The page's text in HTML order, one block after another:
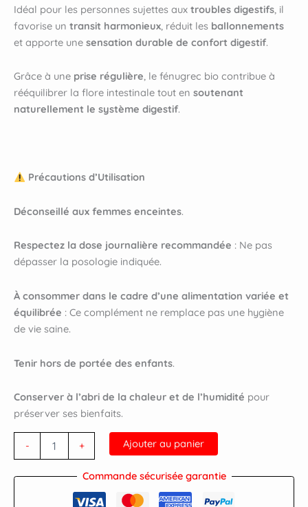
Idéal pour les personnes sujettes aux troubles digestifs , il
favorise un transit harmonieux , réduit les ballonnements
et apporte une sensation durable de confort digestif.
Grâce à une prise régulière, le fénugrec bio contribue à
rééquilibrer la flore intestinale tout en soutenant
naturellement le système digestif.
Précautions d’Utilisation
Déconseillé aux femmes enceintes.
Respectez la dose journalière recommandée : Ne pas
dépasser la posologie indiquée.
À consommer dans le cadre d’une alimentation variée et
équilibrée : Ce complément ne remplace pas une hygiène
de vie saine.
Tenir hors de portée des enfants.
Conserver à l’abri de la chaleur et de l’humidité pour
préserver ses bienfaits.
- + Ajouter au panier
Commande sécurisée garantie